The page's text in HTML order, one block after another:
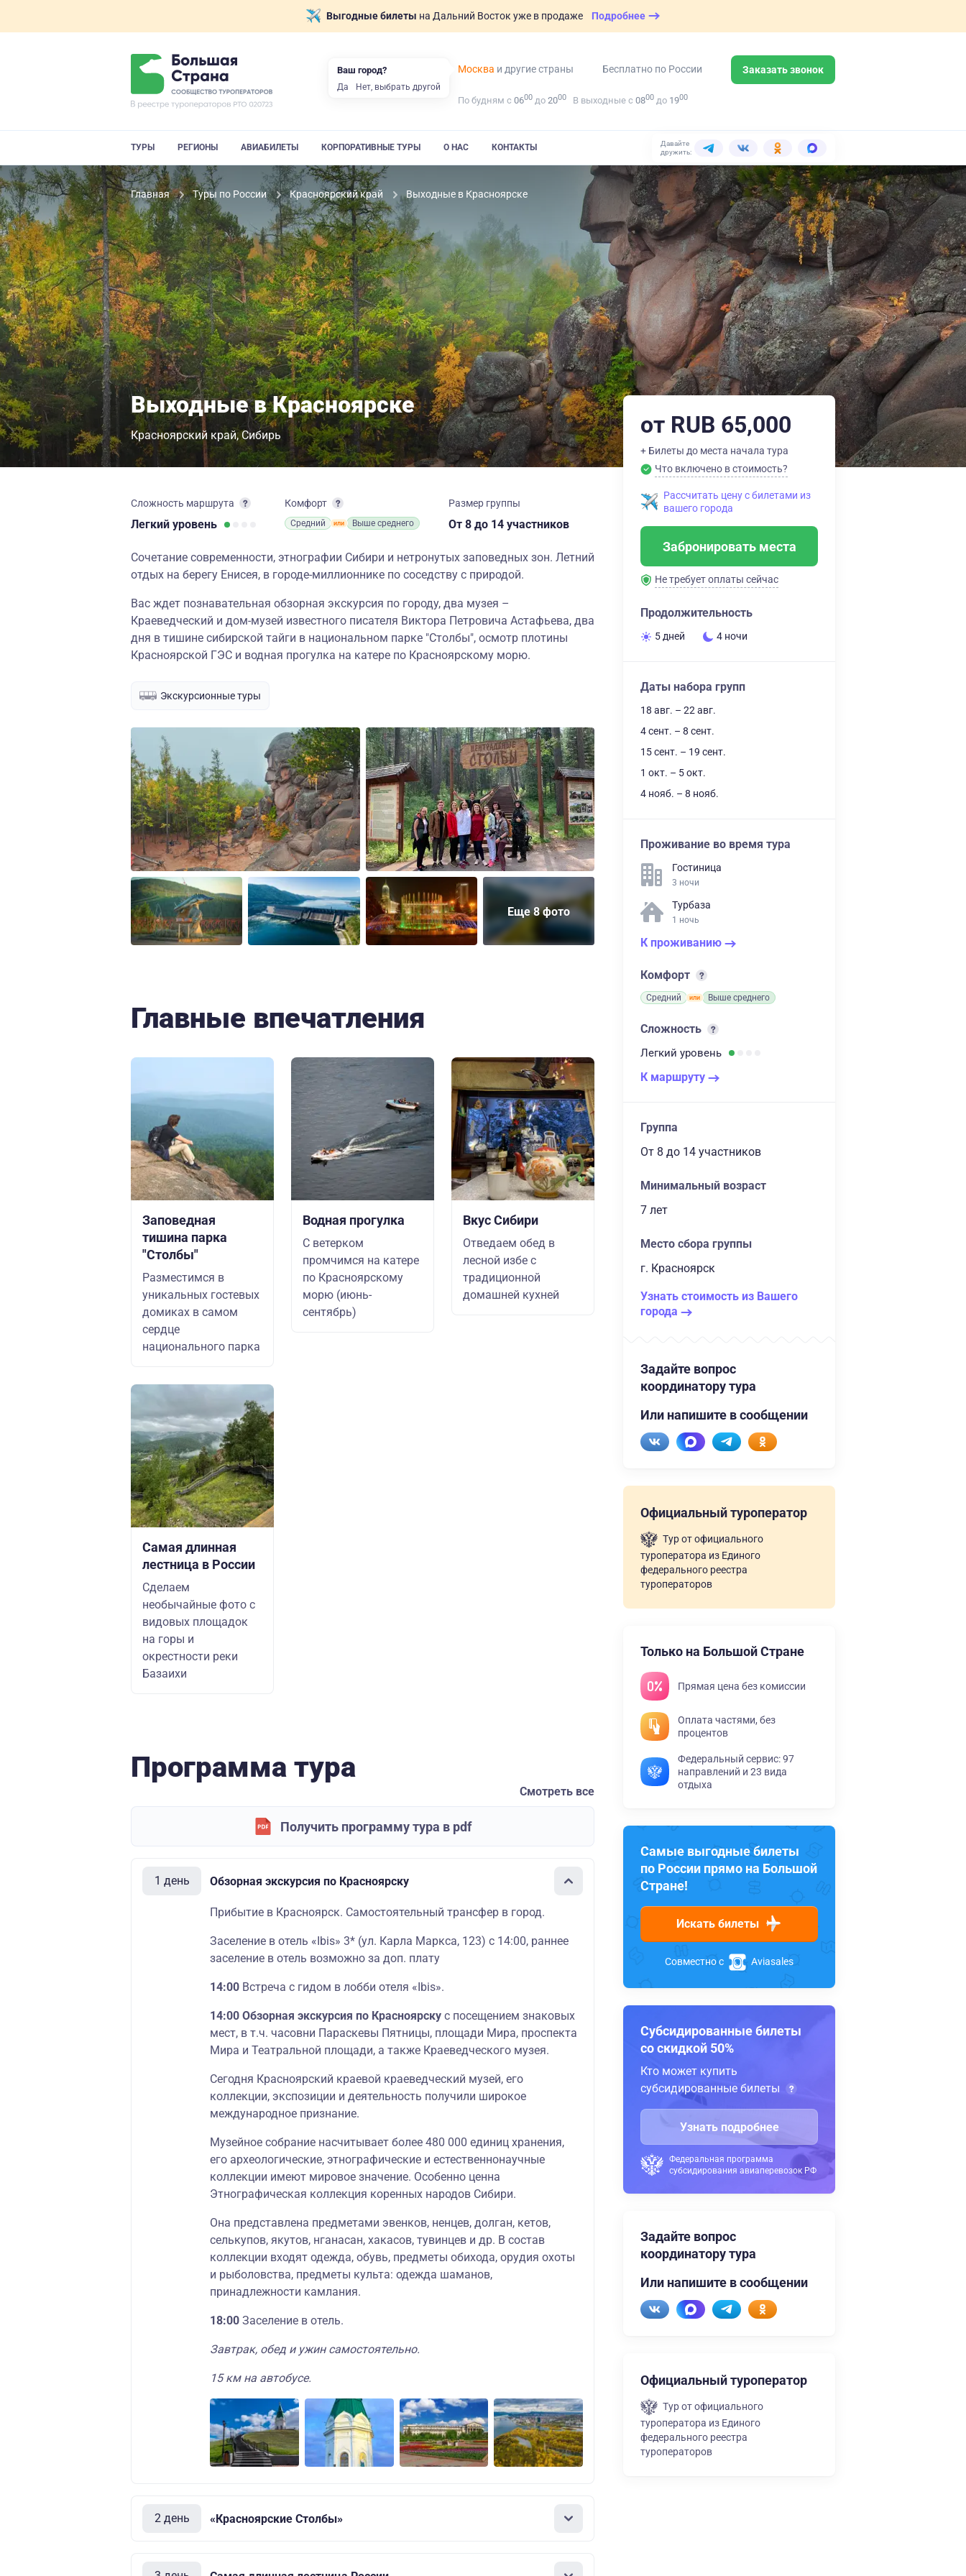
Выгодные билеты на Дальний Восток уже в продаже Подробнее
Москва и другие страны Бесплатно по России Заказать звонок
По будням с 0600 до 2000 В выходные с 0800 до 1900
ТУРЫ РЕГИОНЫ АВИАБИЛЕТЫ КОРПОРАТИВНЫЕ ТУРЫ О НАС КОНТАКТЫ
Давайте
дружить:
Главная Туры по России Красноярский край Выходные в Красноярске
Выходные в Красноярске
Красноярский край Сибирь
Сложность маршрута
Легкий уровень
Комфорт
Средний Выше среднего
Размер группы
От 8 до 14 участников
Сочетание современности, этнографии Сибири и нетронутых заповедных зон. Летний
отдых на берегу Енисея, в городе-миллионнике по соседству с природой.
Вас ждет познавательная обзорная экскурсия по городу, два музея –
Краеведческий и дом-музей известного писателя Виктора Петровича Астафьева, два
дня в тишине сибирской тайги в национальном парке "Столбы", осмотр плотины
Красноярской ГЭС и водная прогулка на катере по Красноярскому морю.
Экскурсионные туры
Еще 8 фото
Главные впечатления
Заповедная
тишина парка
"Столбы"
Разместимся в
уникальных гостевых
домиках в самом
сердце
национального парка
Самая длинная
лестница в России
Сделаем
необычайные фото с
видовых площадок
на горы и
окрестности реки
Базаихи
Водная прогулка
С ветерком
промчимся на катере
по Красноярскому
морю (июнь-
сентябрь)
Вкус Сибири
Отведаем обед в
лесной избе с
традиционной
домашней кухней
Программа тура
Смотреть все
Получить программу тура в pdf
1 день Обзорная экскурсия по Красноярску
Прибытие в Красноярск. Самостоятельный трансфер в город.
Заселение в отель «Ibis» 3* (ул. Карла Маркса, 123) с 14:00, раннее
заселение в отель возможно за доп. плату
14:00 Встреча с гидом в лобби отеля «Ibis».
14:00 Обзорная экскурсия по Красноярску с посещением знаковых
мест, в т.ч. часовни Параскевы Пятницы, площади Мира, проспекта
Мира и Театральной площади, а также Краеведческого музея.
Сегодня Красноярский краевой краеведческий музей, его
коллекции, экспозиции и деятельность получили широкое
международное признание.
Музейное собрание насчитывает более 480 000 единиц хранения,
его археологические, этнографические и естественнонаучные
коллекции имеют мировое значение. Особенно ценна
Этнографическая коллекция коренных народов Сибири.
Она представлена предметами эвенков, ненцев, долган, кетов,
селькупов, якутов, нганасан, хакасов, тувинцев и др. В состав
коллекции входят одежда, обувь, предметы обихода, орудия охоты
и рыболовства, предметы культа: одежда шаманов,
принадлежности камлания.
18:00 Заселение в отель.
Завтрак, обед и ужин самостоятельно.
15 км на автобусе.
2 день «Красноярские Столбы»
от RUB 65,000
+ Билеты до места начала тура
Что включено в стоимость?
Рассчитать цену с билетами из
вашего города
Забронировать места
Не требует оплаты сейчас
Продолжительность
5 дней 4 ночи
Даты набора групп
18 авг. – 22 авг.
4 сент. – 8 сент.
15 сент. – 19 сент.
1 окт. – 5 окт.
4 нояб. – 8 нояб.
Проживание во время тура
Гостиница
3 ночи
Турбаза
1 ночь
К проживанию
Комфорт
Средний Выше среднего
Сложность
Легкий уровень
К маршруту
Группа
От 8 до 14 участников
Минимальный возраст
7 лет
Место сбора группы
г. Красноярск
Узнать стоимость из Вашего
города
Задайте вопрос
координатору тура
Или напишите в сообщении
Официальный туроператор
Тур от официального
туроператора из Единого
федерального реестра
туроператоров
Только на Большой Стране
Прямая цена без комиссии
Оплата частями, без
процентов
Федеральный сервис: 97
направлений и 23 вида
отдыха
Самые выгодные билеты
по России прямо на Большой
Стране!
Искать билеты
Совместно с Aviasales
Субсидированные билеты
со скидкой 50%
Кто может купить
субсидированные билеты
Узнать подробнее
Федеральная программа
субсидирования авиаперевозок РФ
Задайте вопрос
координатору тура
Или напишите в сообщении
Официальный туроператор
Тур от официального
туроператора из Единого
федерального реестра
туроператоров
Ваш город?
Да Нет, выбрать другой